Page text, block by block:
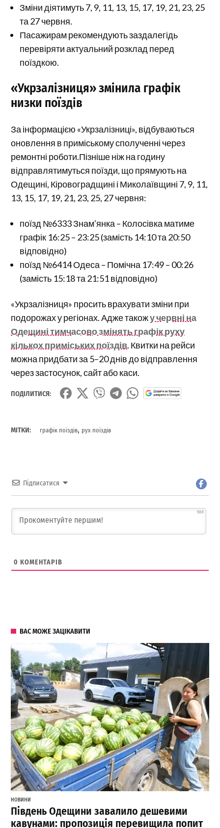
Зміни діятимуть 7, 9, 11, 13, 15, 17, 19, 21, 23, 25
та 27 червня.
Пасажирам рекомендують заздалегідь
перевіряти актуальний розклад перед
поїздкою.
«Укрзалізниця» змінила графік
низки поїздів
За інформацією «Укрзалізниці», відбуваються
оновлення в приміському сполученні через
ремонтні роботи.Пізніше ніж на годину
відправлятимуться поїзди, що прямують на
Одещині, Кіровоградщині і Миколаївщині 7, 9, 11,
13, 15, 17, 19, 21, 23, 25, 27 червня:
поїзд №6333 Знамʼянка – Колосівка матиме
графік 16:25 – 23:25 (замість 14:10 та 20:50
відповідно)
поїзд №6414 Одеса – Помічна 17:49 – 00:26
(замість 15:18 та 21:51 відповідно)
«Укрзалізниця» просить врахувати зміни при
подорожах у регіонах. Адже такожу червні на
Одещині тимчасово змінять графік руху
кількох приміських поїздів. Квитки на рейси
можна придбати за 5–20 днів до відправлення
через застосунок, сайт або каси.
ПОДІЛИТИСЯ:
МІТКИ: графік поїздів, рух поїздів
Підписатися
500
0 КОМЕНТАРІВ
ВАС МОЖЕ ЗАЦІКАВИТИ
НОВИНИ
Південь Одещини завалило дешевими
кавунами: пропозиція перевищила попит